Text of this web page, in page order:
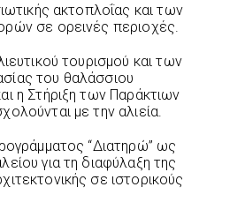
ακτοπλοΐας και των
σε ορεινές περιοχές.
τουρισμού και των
του θαλάσσιου
η Στήριξη των Παράκτιων
με την αλιεία.
“Διατηρώ” ως
για τη διαφύλαξη της
σε ιστορικούς